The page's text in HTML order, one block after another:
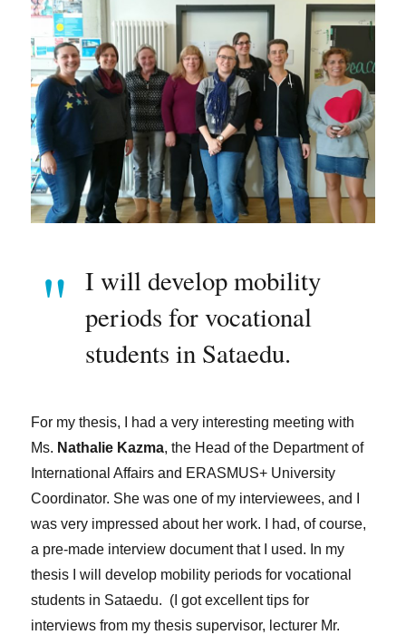
I will develop mobility
periods for vocational
students in Sataedu.
For my thesis, I had a very interesting meeting with
Ms. Nathalie Kazma, the Head of the Department of
International Affairs and ERASMUS+ University
Coordinator. She was one of my interviewees, and I
was very impressed about her work. I had, of course,
a pre-made interview document that I used. In my
thesis I will develop mobility periods for vocational
students in Sataedu. (I got excellent tips for
interviews from my thesis supervisor, lecturer Mr.